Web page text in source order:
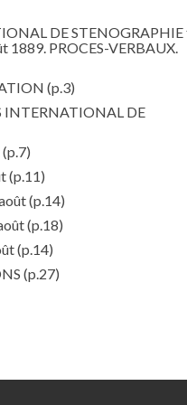
DE STENOGRAPHIE
1889. PROCES-VERBAUX.
(p.3)
INTERNATIONAL DE
(p.7)
(p.11)
(p.14)
(p.18)
(p.14)
(p.27)